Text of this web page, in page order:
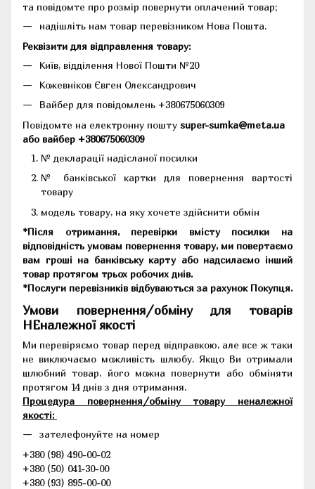
та повідомте про розмір повернути оплачений товар;
надішліть нам товар перевізником Нова Пошта.
Реквізити для відправлення товару:
Київ, відділення Нової Пошти №20
Кожевніков Євген Олександрович
Вайбер для повідомлень +380675060309
Повідомте на електронну пошту super-sumka@meta.ua
або вайбер +380675060309
№ декларації надісланої посилки
№ банківської картки для повернення вартості
товару
модель товару, на яку хочете здійснити обмін
*Після отримання, перевірки вмісту посилки на
відповідність умовам повернення товару, ми повертаємо
вам гроші на банківську карту або надсилаємо інший
товар протягом трьох робочих днів.
*Послуги перевізників відбуваються за рахунок Покупця.
Умови повернення/обміну для товарів
НЕналежної якості
Ми перевіряємо товар перед відправкою, але все ж таки
не виключаємо можливість шлюбу. Якщо Ви отримали
шлюбний товар, його можна повернути або обміняти
протягом 14 днів з дня отримання.
Процедура повернення/обміну товару неналежної
якості:
зателефонуйте на номер
+380 (98) 490-00-02
+380 (50) 041-30-00
+380 (93) 895-00-00